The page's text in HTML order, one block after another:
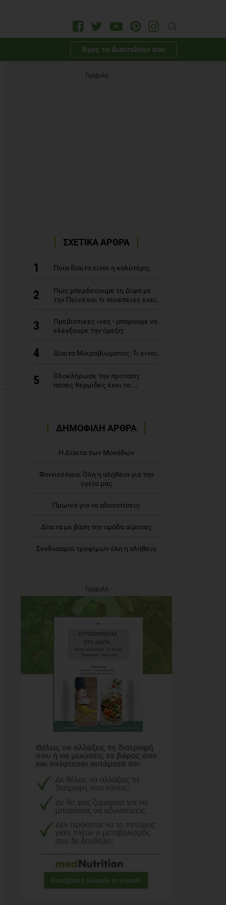
Βρες το Διαιτολόγο σου
Προβολή
ΣΧΕΤΙΚΑ ΑΡΘΡΑ
1 Ποια δίαιτα είναι η καλύτερη;
2
Πώς μπερδεύουμε τη Δίψα με
την Πείνα και τι συνέπειες έχει;
3
Πρεβιοτικές ίνες - μπορούμε να
ελέγξουμε την όρεξη;
4 Δίαιτα Μικροβιώματος: Τι είναι;
5
Ολοκλήρωσε την πρόταση:
πόσες θερμίδες έχει το...;
ΔΗΜΟΦΙΛΗ ΑΡΘΡΑ
Η Δίαιτα των Μονάδων
Φοινικέλαιο: Όλη η αλήθεια για την
υγεία μας
Πρωινά για να αδυνατίσεις
Δίαιτα με βάση την ομάδα αίματος
Συνδυασμοί τροφίμων όλη η αλήθεια
Προβολή